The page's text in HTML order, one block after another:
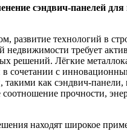
сэндвич-панелей
развитие технологий в
недвижимости требует
решений. Лёгкие
в сочетании с
такими как сэндвич-панели,
соотношение прочности,
находят широкое